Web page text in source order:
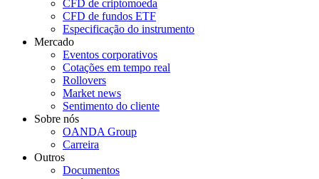
CFD de criptomoeda
CFD de fundos ETF
Especificação do instrumento
Mercado
Eventos corporativos
Cotações em tempo real
Rollovers
Market news
Sentimento do cliente
Sobre nós
OANDA Group
Carreira
Outros
Documentos